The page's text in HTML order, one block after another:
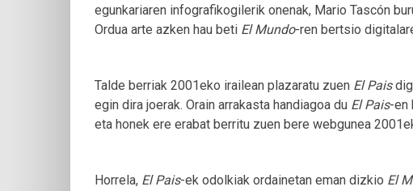
egunkariaren infografikogilerik onenak, Mario Tascón
Ordua arte azken hau beti El Mundo-ren bertsio
Talde berriak 2001eko irailean plazaratu zuen El Pais
egin dira joerak. Orain arrakasta handiagoa du El Pais-en
eta honek ere erabat berritu zuen bere webgunea
Horrela, El Pais-ek odolkiak ordainetan eman dizkio El